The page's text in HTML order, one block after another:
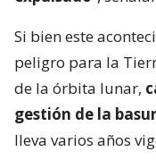
Si bien este
peligro para la
de la órbita lunar,
gestión de la
lleva varios años